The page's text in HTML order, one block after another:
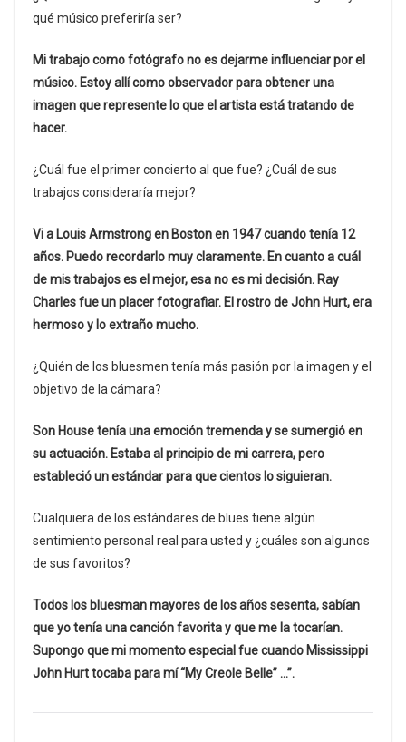
qué músico preferiría ser?
Mi trabajo como fotógrafo no es dejarme influenciar por el
músico. Estoy allí como observador para obtener una
imagen que represente lo que el artista está tratando de
hacer.
¿Cuál fue el primer concierto al que fue? ¿Cuál de sus
trabajos consideraría mejor?
Vi a Louis Armstrong en Boston en 1947 cuando tenía 12
años. Puedo recordarlo muy claramente. En cuanto a cuál
de mis trabajos es el mejor, esa no es mi decisión. Ray
Charles fue un placer fotografiar. El rostro de John Hurt, era
hermoso y lo extraño mucho.
¿Quién de los bluesmen tenía más pasión por la imagen y el
objetivo de la cámara?
Son House tenía una emoción tremenda y se sumergió en
su actuación. Estaba al principio de mi carrera, pero
estableció un estándar para que cientos lo siguieran.
Cualquiera de los estándares de blues tiene algún
sentimiento personal real para usted y ¿cuáles son algunos
de sus favoritos?
Todos los bluesman mayores de los años sesenta, sabían
que yo tenía una canción favorita y que me la tocarían.
Supongo que mi momento especial fue cuando Mississippi
John Hurt tocaba para mí “My Creole Belle” …”.